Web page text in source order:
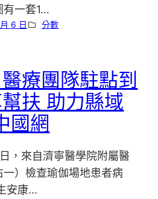
有一套1…
6 日 分數
療團隊駐點到
扶 助力縣域
國網
，來自濟寧醫學院附屬醫
一）檢查瑜伽場地患者病
安康…